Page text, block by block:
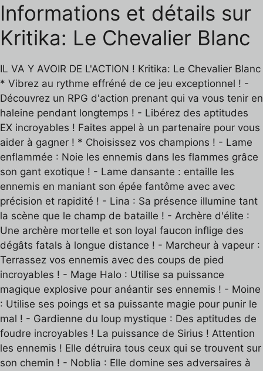
Informations et détails sur
Kritika: Le Chevalier Blanc
IL VA Y AVOIR DE L'ACTION ! Kritika: Le Chevalier Blanc
* Vibrez au rythme effréné de ce jeu exceptionnel ! -
Découvrez un RPG d'action prenant qui va vous tenir en
haleine pendant longtemps ! - Libérez des aptitudes
EX incroyables ! Faites appel à un partenaire pour vous
aider à gagner ! * Choisissez vos champions ! - Lame
enflammée : Noie les ennemis dans les flammes grâce
son gant exotique ! - Lame dansante : entaille les
ennemis en maniant son épée fantôme avec avec
précision et rapidité ! - Lina : Sa présence illumine tant
la scène que le champ de bataille ! - Archère d'élite :
Une archère mortelle et son loyal faucon inflige des
dégâts fatals à longue distance ! - Marcheur à vapeur :
Terrassez vos ennemis avec des coups de pied
incroyables ! - Mage Halo : Utilise sa puissance
magique explosive pour anéantir ses ennemis ! - Moine
: Utilise ses poings et sa puissante magie pour punir le
mal ! - Gardienne du loup mystique : Des aptitudes de
foudre incroyables ! La puissance de Sirius ! Attention
les ennemis ! Elle détruira tous ceux qui se trouvent sur
son chemin ! - Noblia : Elle domine ses adversaires à